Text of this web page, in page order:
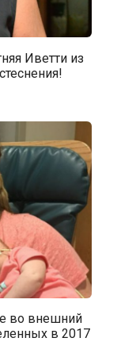
Иветти из
во внешний
в 2017